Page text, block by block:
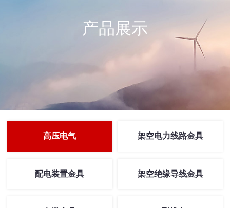
产品展示
高压电气 架空电力线路金具
配电装置金具 架空绝缘导线金具